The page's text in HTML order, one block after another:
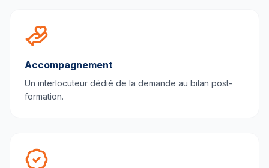
Accompagnement
Un interlocuteur dédié de la demande au bilan post-
formation.